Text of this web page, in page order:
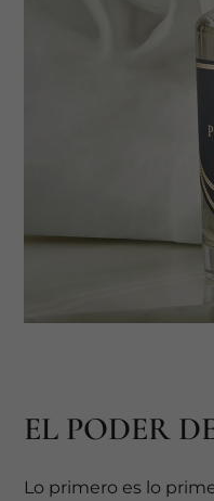
EL PODER
Lo primero es lo